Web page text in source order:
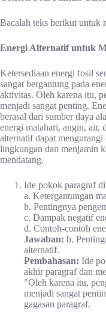
Bacalah teks berikut untuk
Energi Alternatif untuk
Ketersediaan energi fosil
sangat bergantung pada
aktivitas. Oleh karena itu,
menjadi sangat penting.
berasal dari sumber daya
energi matahari, angin, air,
alternatif dapat
lingkungan dan menjamin
mendatang.
Ide pokok paragraf
a. Ketergantungan
b. Pentingnya
c. Dampak negatif
d. Contoh-contoh
Jawaban: b.
alternatif.
Pembahasan: Ide
akhir paragraf dan
"Oleh karena itu,
menjadi sangat
gagasan paragraf.